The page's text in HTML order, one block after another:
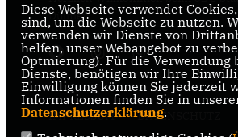
Dülmen
IMPRESSUM DATENSCHUTZ
Diese Webseite verwendet
sind, um die Webseite zu nutzen.
verwenden wir Dienste von
helfen, unser Webangebot zu
Optmierung). Für die Verwendung
Dienste, benötigen wir Ihre
Einwilligung können Sie jederzeit
Informationen finden Sie in
Datenschutzerklärung.